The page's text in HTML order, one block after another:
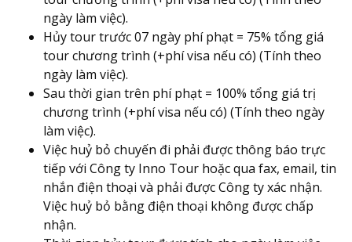
ngày làm việc).
Hủy tour trước 07 ngày phí phạt = 75% tổng giá
tour chương trình (+phí visa nếu có) (Tính theo
ngày làm việc).
Sau thời gian trên phí phạt = 100% tổng giá trị
chương trình (+phí visa nếu có) (Tính theo ngày
làm việc).
Việc huỷ bỏ chuyến đi phải được thông báo trực
tiếp với Công ty Inno Tour hoặc qua fax, email, tin
nhắn điện thoại và phải được Công ty xác nhận.
Việc huỷ bỏ bằng điện thoại không được chấp
nhận.